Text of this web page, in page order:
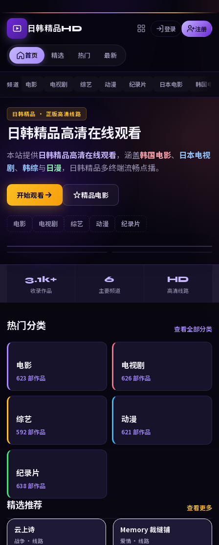
日韩精品HD
首页 精选 热门 最新
登录 注册
频道 电影 电视剧 综艺 动漫 纪录片 日本电影 韩国电影
日韩精品 · 正版高清线路
日韩精品高清在线观看
本站提供日韩精品高清在线观看，涵盖韩国电影、 日本电视
剧、 韩综与日漫， 日韩精品多终端流畅点播。
开始观看 精品电影
电影 电视剧 综艺 动漫 纪录片
云上诗
战争· ⭐7.0
3.1k+
收录作品
6
主要频道
HD
高清线路
热门分类 查看全部分类
电影
623 部作品
电视剧
626部作品
综艺
592部作品
动漫
621 部作品
纪录片
638部作品
精选推荐 查看更多
云上诗
战争 · 线路
Memory 裁缝铺
爱情 · 线路